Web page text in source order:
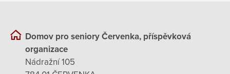
Domov pro seniory Červenka, příspěvková
organizace
Nádražní 105